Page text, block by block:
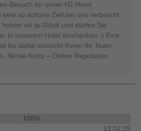
Besuch für unser H2 Hotel
eine so schöne Zeit bei uns verbracht
haben wir ja Glück und dürfen Sie
in unserem Hotel einchecken ;) Eine
bis dahin wünscht Ihnen Ihr Team
Nicole Krötz – Online Reputation
100%
12.02.25